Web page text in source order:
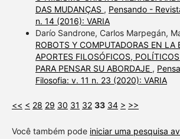
DAS MUDANÇAS , Pensando -
n. 14 (2016): VARIA
Darío Sandrone, Carlos Marpegán,
ROBOTS Y COMPUTADORAS EN LA
APORTES FILOSÓFICOS,
PARA PENSAR SU ABORDAJE ,
Filosofia: v. 11 n. 23 (2020): VARIA
<< < 28 29 30 31 32 33 34 > >>
Você também pode iniciar uma pesquisa